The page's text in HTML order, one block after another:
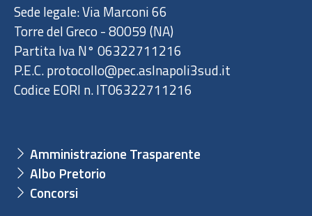
Sede legale: Via Marconi 66
Torre del Greco - 80059 (NA)
Partita Iva N° 06322711216
P.E.C. protocollo@pec.aslnapoli3sud.it
Codice EORI n. IT06322711216
Amministrazione Trasparente
Albo Pretorio
Concorsi